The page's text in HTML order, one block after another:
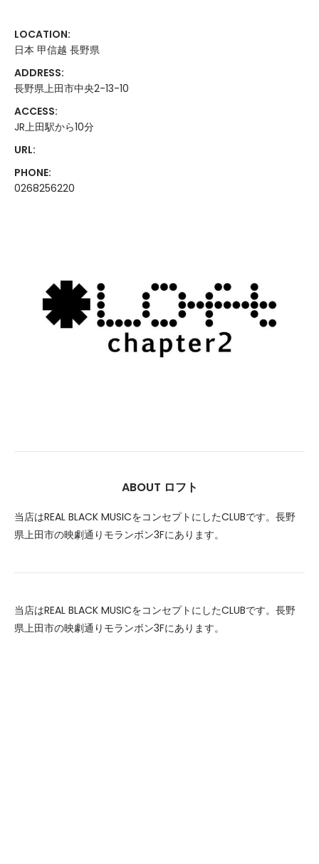
LOCATION:
日本 甲信越 長野県
ADDRESS:
長野県上田市中央2-13-10
ACCESS:
JR上田駅から10分
URL:
PHONE:
0268256220
ABOUT ロフト
当店はREAL BLACK MUSICをコンセプトにしたCLUBです。長野
県上田市の映劇通りモランボン3Fにあります。
当店はREAL BLACK MUSICをコンセプトにしたCLUBです。長野
県上田市の映劇通りモランボン3Fにあります。